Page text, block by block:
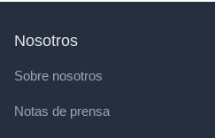
Nosotros
Sobre nosotros
Notas de prensa